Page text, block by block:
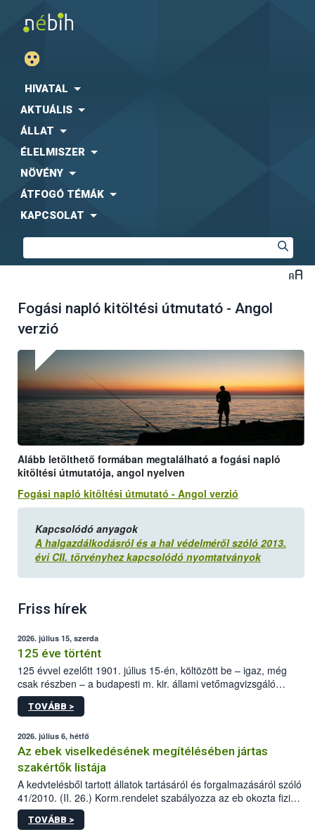
HIVATAL
AKTUÁLIS
ÁLLAT
ÉLELMISZER
NÖVÉNY
ÁTFOGÓ TÉMÁK
KAPCSOLAT
Fogási napló kitöltési útmutató - Angol
verzió
Alább letölthető formában megtalálható a fogási napló
kitöltési útmutatója, angol nyelven
Fogási napló kitöltési útmutató - Angol verzió
Kapcsolódó anyagok
A halgazdálkodásról és a hal védelméről szóló 2013.
évi CII. törvényhez kapcsolódó nyomtatványok
Friss hírek
2026. július 15, szerda
125 éve történt
125 évvel ezelőtt 1901. július 15-én, költözött be – igaz, még
csak részben – a budapesti m. kir. állami vetőmagvizsgáló
állomás a Kis Rókus utca 15. szám alatti, Czigler Győző által
tervezett új épületébe.
TOVÁBB >
2026. július 6, hétfő
Az ebek viselkedésének megítélésében jártas
szakértők listája
A kedvtelésből tartott állatok tartásáról és forgalmazásáról szóló
41/2010. (II. 26.) Korm.rendelet szabályozza az eb okozta fizikai
sérülés, illetve ennek veszélye keletkezésekor felmerülő
hatósági feladatokat, valamint a veszélyes eb tartását és annak
TOVÁBB >